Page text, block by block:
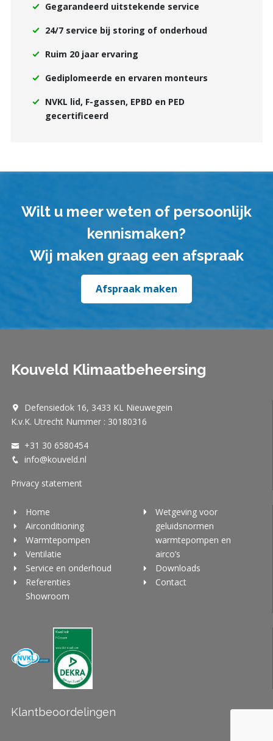
Gegarandeerd uitstekende service
24/7 service bij storing of onderhoud
Ruim 20 jaar ervaring
Gediplomeerde en ervaren monteurs
NVKL lid, F-gassen, EPBD en PED
gecertificeerd
Wilt u meer weten of persoonlijk
kennismaken?
Wij maken graag een afspraak
Afspraak maken
Kouveld Klimaatbeheersing
Defensiedok 16, 3433 KL Nieuwegein
K.v.K. Utrecht Nummer : 30180316
+31 30 6580454
info@kouveld.nl
Privacy statement
Home
Airconditioning
Warmtepompen
Ventilatie
Service en onderhoud
Referenties
Showroom
Wetgeving voor
geluidsnormen
warmtepompen en
airco’s
Downloads
Contact
Klantbeoordelingen